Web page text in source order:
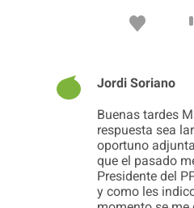
Jordi Soriano
Buenas tardes
respuesta sea
oportuno
que el pasado
Presidente del
y como les